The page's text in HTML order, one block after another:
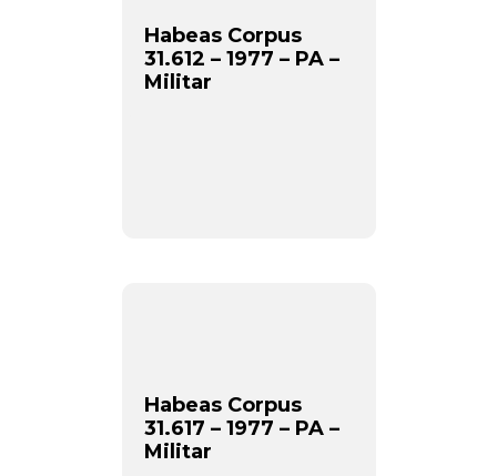
Habeas Corpus
31.612 – 1977 – PA –
Militar
Habeas Corpus
31.617 – 1977 – PA –
Militar